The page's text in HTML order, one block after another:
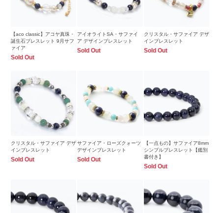
【aco classic】アコヤ真珠・
誕生石ブレスレット 9月サフ
ァイア
Sold Out
アイオライトSA・サファイ
ア デザインブレスレット
Sold Out
クリスタル・サファイア デザ
インブレスレット
Sold Out
クリスタル・サファイア デザ
インブレスレット
Sold Out
サファイア・ローズクォーツ
デザインブレスレット
Sold Out
【一点もの】サファイア8mm
シンプルブレスレット【鑑別
書付き】
Sold Out